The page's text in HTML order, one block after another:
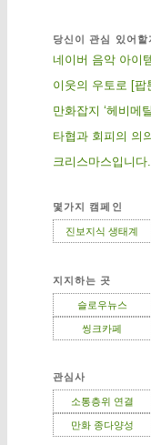
당신이 관심 있어
네이버 음악 아이
이웃의 우토로 [팝
만화잡지 ‘헤비메
타협과 회피의 의
크리스마스입니다.
몇가지 캠페인
진보지식 생태계
지지하는 곳
슬로우뉴스
씽크카페
관심사
소통층위 연결
만화 종다양성